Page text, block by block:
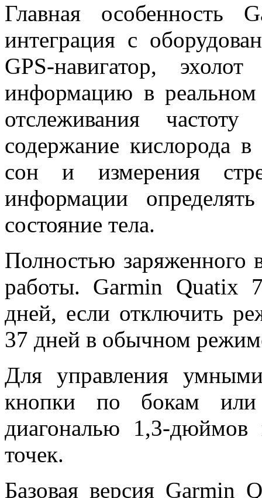
Главная
интеграция с
GPS-навигатор,
информацию в
отслеживания
содержание кислорода
сон и измерения
информации
состояние тела.
Полностью заряженного
работы. Garmin Quatix
дней, если отключить
37 дней в обычном
Для управления
кнопки по бокам или
диагональю 1,3-
точек.
Базовая версия Garmin